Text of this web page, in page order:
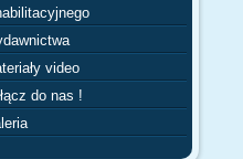
video
do nas !